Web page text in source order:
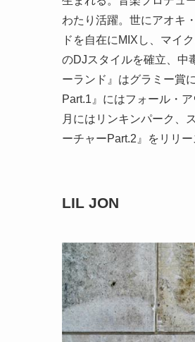
わたり活躍。世にアオキ
ドを自在にMIXし、マイ
のDJスタイルを確立、中
ーランド』はグラミー賞
Part.1』にはフォール・
月にはリンキンパーク、
ーチャーPart.2』をリリー
LIL JON